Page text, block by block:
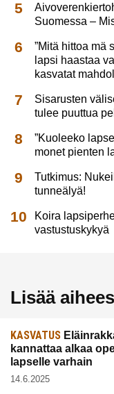
Suomessa –
”Mitä hittoa mä
lapsi haastaa
kasvatat
Sisarusten
tulee puuttua
”Kuoleeko
monet pienten
Tutkimus:
tunneälyä!
Koira
vastustuskykyä
Lisää
KASVATUS
kannattaa alkaa
lapselle varhain
14.6.2025